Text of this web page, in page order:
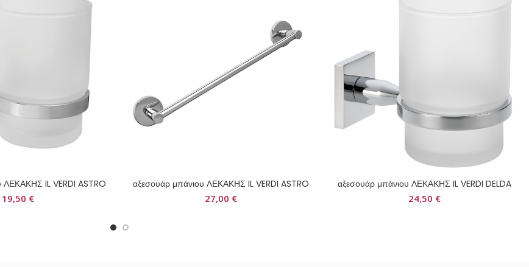
ΛΕΚΑΚΗΣ IL VERDI ASTRO
19,50 €
αξεσουάρ μπάνιου ΛΕΚΑΚΗΣ IL VERDI ASTRO
27,00 €
αξεσουάρ μπάνιου ΛΕΚΑΚΗΣ IL VERDI DELDA
24,50 €